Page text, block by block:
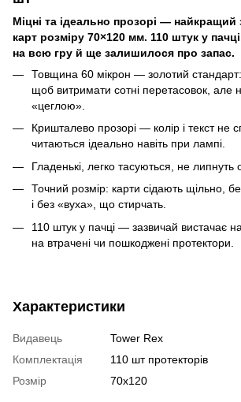
Міцні та ідеально прозорі —
карт розміру 70×120 мм. 110 штук у
на всю гру й ще залишилося про запас.
Товщина 60 мікрон — золотий стандарт:
щоб витримати сотні перетасовок, але
«цеглою».
Кришталево прозорі — колір і текст не
читаються ідеально навіть при лампі.
Гладенькі, легко тасуються, не липнуть
Точний розмір: карти сідають щільно,
і без «вуха», що стирчать.
110 штук у пачці — зазвичай вистачає
на втрачені чи пошкоджені протектори.
Характеристики
Видавець
Tower Rex
Комплектація
110 шт протекторів
Розмір
70x120